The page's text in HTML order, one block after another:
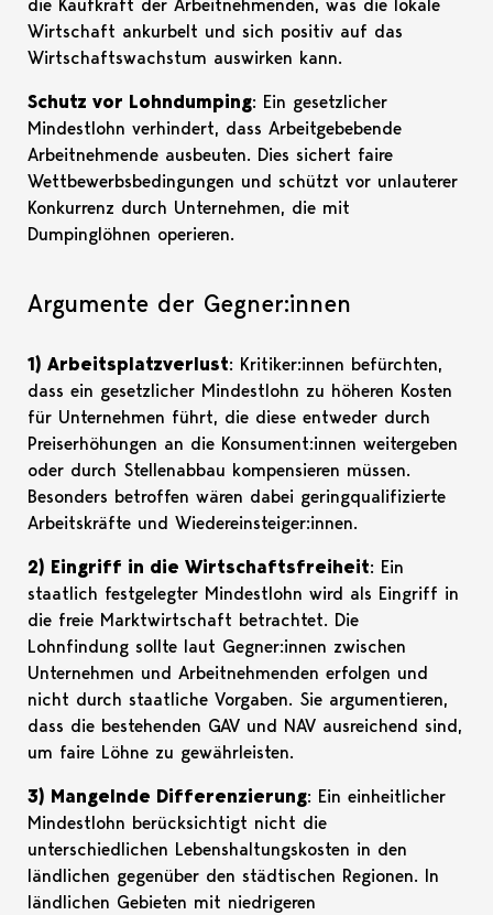
Wirtschaft ankurbelt und sich positiv auf das
Wirtschaftswachstum auswirken kann.
Schutz vor Lohndumping: Ein gesetzlicher
Mindestlohn verhindert, dass Arbeitgebebende
Arbeitnehmende ausbeuten. Dies sichert faire
Wettbewerbsbedingungen und schützt vor unlauterer
Konkurrenz durch Unternehmen, die mit
Dumpinglöhnen operieren.
Argumente der Gegner:innen
1) Arbeitsplatzverlust: Kritiker:innen befürchten,
dass ein gesetzlicher Mindestlohn zu höheren Kosten
für Unternehmen führt, die diese entweder durch
Preiserhöhungen an die Konsument:innen weitergeben
oder durch Stellenabbau kompensieren müssen.
Besonders betroffen wären dabei geringqualifizierte
Arbeitskräfte und Wiedereinsteiger:innen.
2) Eingriff in die Wirtschaftsfreiheit: Ein
staatlich festgelegter Mindestlohn wird als Eingriff in
die freie Marktwirtschaft betrachtet. Die
Lohnfindung sollte laut Gegner:innen zwischen
Unternehmen und Arbeitnehmenden erfolgen und
nicht durch staatliche Vorgaben. Sie argumentieren,
dass die bestehenden GAV und NAV ausreichend sind,
um faire Löhne zu gewährleisten.
3) Mangelnde Differenzierung: Ein einheitlicher
Mindestlohn berücksichtigt nicht die
unterschiedlichen Lebenshaltungskosten in den
ländlichen gegenüber den städtischen Regionen. In
ländlichen Gebieten mit niedrigeren